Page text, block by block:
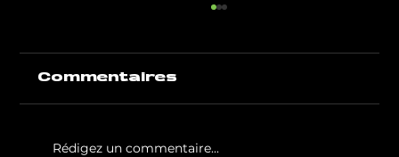
Commentaires
Rédigez un commentaire...